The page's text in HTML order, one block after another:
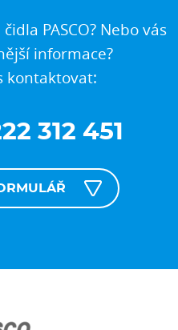
PASCO? Nebo vás
informace?
kontaktovat:
312 451